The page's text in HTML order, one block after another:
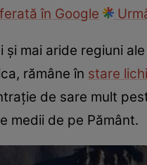
în Google
mai aride regiuni
rămâne în stare
de sare mult
medii de pe Pământ.